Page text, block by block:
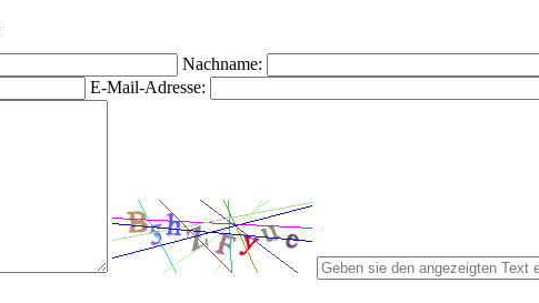
Nachname:
E-Mail-Adresse: